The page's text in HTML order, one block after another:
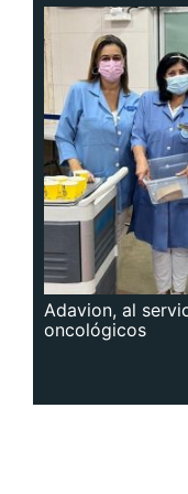
Adavion, al
oncológicos